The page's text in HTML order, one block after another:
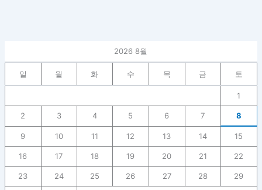
2026 8월
일 월 화 수 목 금 토
1
2 3 4 5 6 7 8
9 10 11 12 13 14 15
16 17 18 19 20 21 22
23 24 25 26 27 28 29